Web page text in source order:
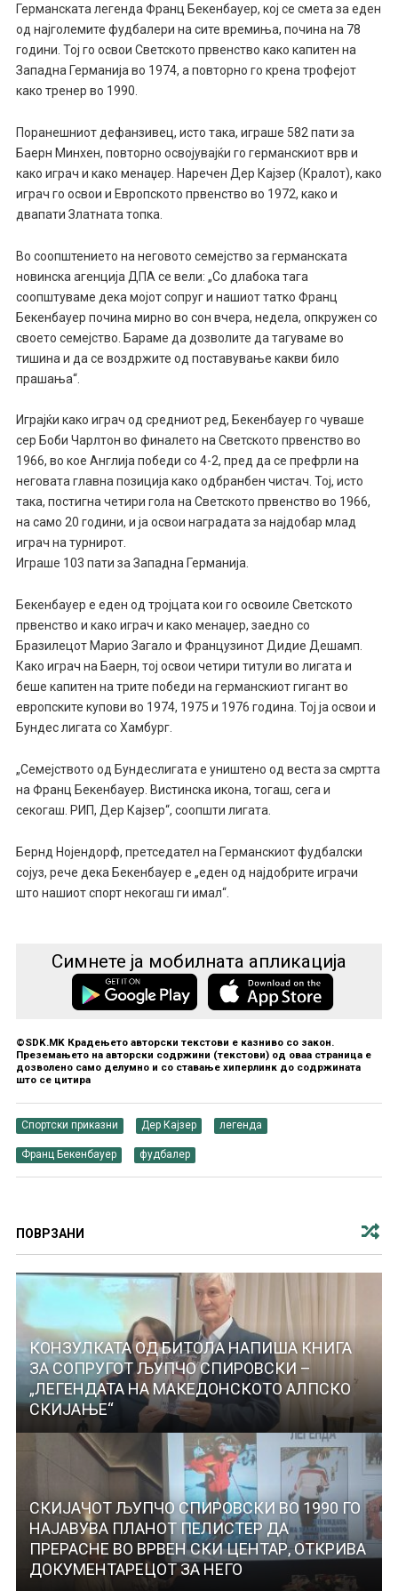
Германската легенда Франц Бекенбауер, кој се смета за еден
од најголемите фудбалери на сите времиња, почина на 78
години. Тој го освои Светското првенство како капитен на
Западна Германија во 1974, а повторно го крена трофејот
како тренер во 1990.
Поранешниот дефанзивец, исто така, играше 582 пати за
Баерн Минхен, повторно освојувајќи го германскиот врв и
како играч и како менаџер. Наречен Дер Кајзер (Кралот), како
играч го освои и Европското првенство во 1972, како и
двапати Златната топка.
Во соопштението на неговото семејство за германската
новинска агенција ДПА се вели: „Со длабока тага
соопштуваме дека мојот сопруг и нашиот татко Франц
Бекенбауер почина мирно во сон вчера, недела, опкружен со
своето семејство. Бараме да дозволите да тагуваме во
тишина и да се воздржите од поставување какви било
прашања“.
Играјќи како играч од средниот ред, Бекенбауер го чуваше
сер Боби Чарлтон во финалето на Светското првенство во
1966, во кое Англија победи со 4-2, пред да се префрли на
неговата главна позиција како одбранбен чистач. Тој, исто
така, постигна четири гола на Светското првенство во 1966,
на само 20 години, и ја освои наградата за најдобар млад
играч на турнирот.
Играше 103 пати за Западна Германија.
Бекенбауер е еден од тројцата кои го освоиле Светското
првенство и како играч и како менаџер, заедно со
Бразилецот Марио Загало и Французинот Дидие Дешамп.
Како играч на Баерн, тој освои четири титули во лигата и
беше капитен на трите победи на германскиот гигант во
европските купови во 1974, 1975 и 1976 година. Тој ја освои и
Бундес лигата со Хамбург.
„Семејството од Бундеслигата е уништено од веста за смртта
на Франц Бекенбауер. Вистинска икона, тогаш, сега и
секогаш. РИП, Дер Кајзер“, соопшти лигата.
Бернд Нојендорф, претседател на Германскиот фудбалски
сојуз, рече дека Бекенбауер е „еден од најдобрите играчи
што нашиот спорт некогаш ги имал“.
Симнете ја мобилната апликација
©SDK.MK Крадењето авторски текстови е казниво со закон.
Преземањето на авторски содржини (текстови) од оваа страница е
дозволено само делумно и со ставање хиперлинк до содржината
што се цитира
Спортски приказни Дер Кајзер легенда
Франц Бекенбауер фудбалер
ПОВРЗАНИ
КОНЗУЛКАТА ОД БИТОЛА НАПИША КНИГА
ЗА СОПРУГОТ ЉУПЧО СПИРОВСКИ –
„ЛЕГЕНДАТА НА МАКЕДОНСКОТО АЛПСКО
СКИЈАЊЕ“
СКИЈАЧОТ ЉУПЧО СПИРОВСКИ ВО 1990 ГО
НАЈАВУВА ПЛАНОТ ПЕЛИСТЕР ДА
ПРЕРАСНЕ ВО ВРВЕН СКИ ЦЕНТАР, ОТКРИВА
ДОКУМЕНТАРЕЦОТ ЗА НЕГО